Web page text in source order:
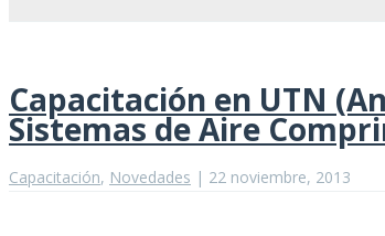
Capacitación en UTN
Sistemas de Aire
Capacitación, Novedades | 22 noviembre, 2013